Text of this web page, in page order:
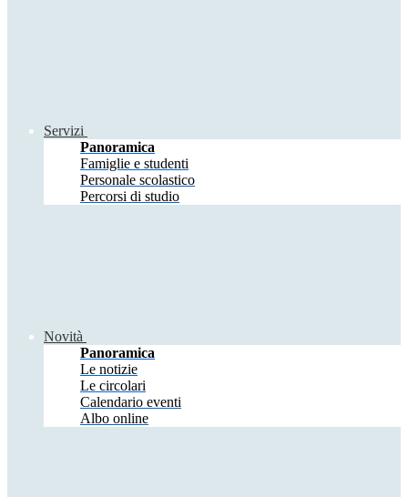
Servizi
Panoramica
Famiglie e studenti
Personale scolastico
Percorsi di studio
Novità
Panoramica
Le notizie
Le circolari
Calendario eventi
Albo online